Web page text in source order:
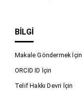
BILGI
Makale Göndermek İçin
ORCID ID İçin
Telif Hakkı Devri İçin